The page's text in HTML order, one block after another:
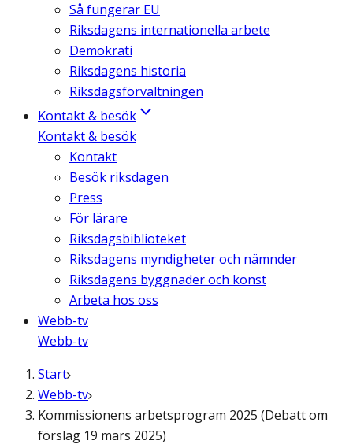
Så fungerar EU
Riksdagens internationella arbete
Demokrati
Riksdagens historia
Riksdagsförvaltningen
Kontakt & besök
Kontakt & besök
Kontakt
Besök riksdagen
Press
För lärare
Riksdagsbiblioteket
Riksdagens myndigheter och nämnder
Riksdagens byggnader och konst
Arbeta hos oss
Webb-tv
Webb-tv
Start
Webb-tv
Kommissionens arbetsprogram 2025 (Debatt om
förslag 19 mars 2025)